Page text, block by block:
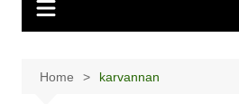
Home karvannan